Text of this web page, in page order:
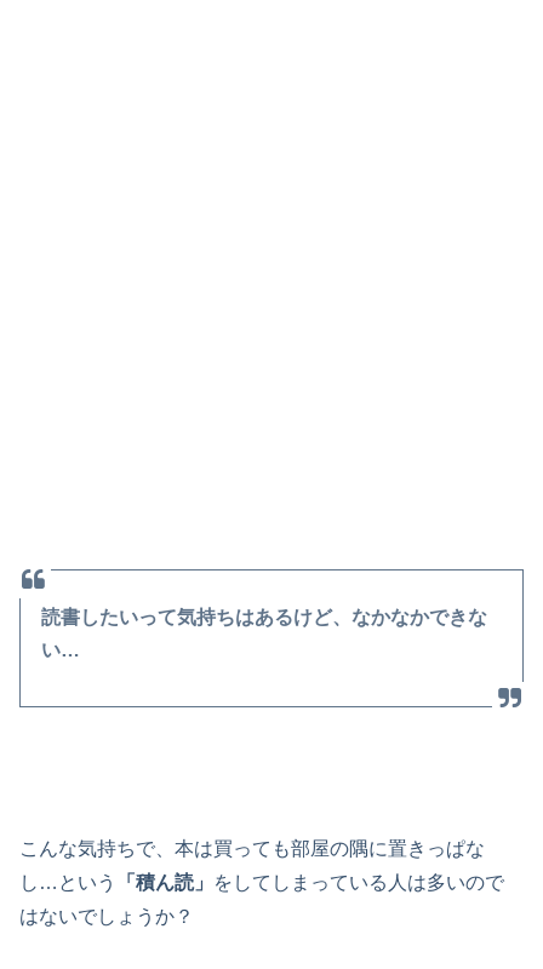
読書したいって気持ちはあるけど、なかなかできな
い…
こんな気持ちで、本は買っても部屋の隅に置きっぱな
し…という
「積ん読」 をしてしまっている人は多いので
はないでしょうか？